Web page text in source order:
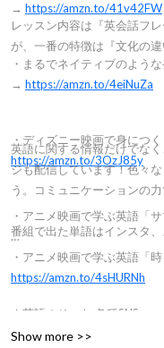
レッスン内容は『英会話フ
が、一番の特徴は『文化の
英語に関する情報だけでな
ジも配信しています！色々
う。コミュニケーションの
番組で出た単語はインスタ
★英語のそーた 各種SNS
(「英語のそーた」で検索す
→ https://amzn.to/41v42FW
・まるでネイティブのよう
→ https://amzn.to/4eiNuZa
・ディズニー映画で身につ
https://amzn.to/3OzJ85y
・アニメ映画で学ぶ英語「
・アニメ映画で学ぶ英語「
https://amzn.to/4sHURNh
Show more >>